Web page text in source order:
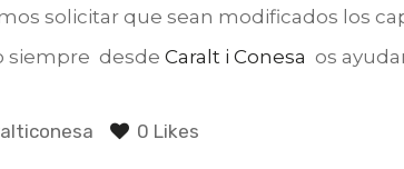
solicitar que sean modificados los
siempre desde Caralt i Conesa os
0 Likes